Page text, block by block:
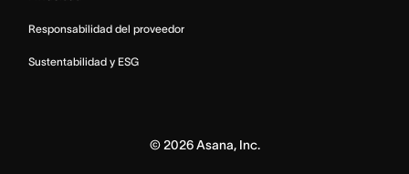
Responsabilidad del proveedor
Sustentabilidad y ESG
©2026Asana, Inc.